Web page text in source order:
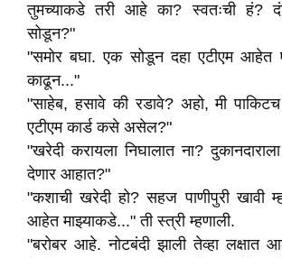
तुमच्याकडे तरी आहे का? स्वतःची हं?
सोडून?"
"समोर बघा. एक सोडून दहा एटीएम आहेत
काढून..."
"साहेब, हसावे की रडावे? अहो, मी
एटीएम कार्ड कसे असेल?"
"खरेदी करायला निघालात ना?
देणार आहात?"
"कशाची खरेदी हो? सहज पाणीपुरी खावी
आहेत माझ्याकडे..." ती स्त्री म्हणाली.
"बरोबर आहे. नोटबंदी झाली तेव्हा लक्षात